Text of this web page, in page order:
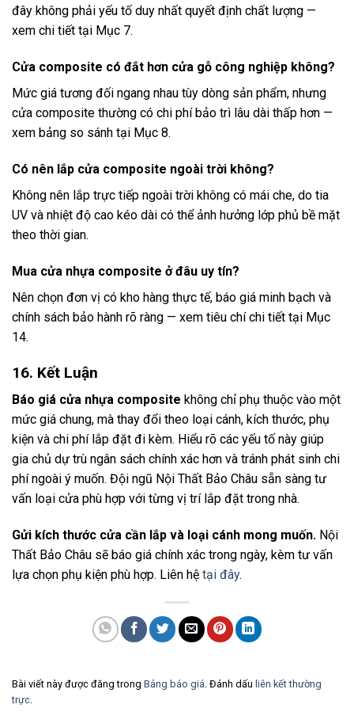
đây không phải yếu tố duy nhất quyết định chất lượng —
xem chi tiết tại Mục 7.
Cửa composite có đắt hơn cửa gỗ công nghiệp không?
Mức giá tương đối ngang nhau tùy dòng sản phẩm, nhưng
cửa composite thường có chi phí bảo trì lâu dài thấp hơn —
xem bảng so sánh tại Mục 8.
Có nên lắp cửa composite ngoài trời không?
Không nên lắp trực tiếp ngoài trời không có mái che, do tia
UV và nhiệt độ cao kéo dài có thể ảnh hưởng lớp phủ bề mặt
theo thời gian.
Mua cửa nhựa composite ở đâu uy tín?
Nên chọn đơn vị có kho hàng thực tế, báo giá minh bạch và
chính sách bảo hành rõ ràng — xem tiêu chí chi tiết tại Mục
14.
16. Kết Luận
Báo giá cửa nhựa composite không chỉ phụ thuộc vào một
mức giá chung, mà thay đổi theo loại cánh, kích thước, phụ
kiện và chi phí lắp đặt đi kèm. Hiểu rõ các yếu tố này giúp
gia chủ dự trù ngân sách chính xác hơn và tránh phát sinh chi
phí ngoài ý muốn. Đội ngũ Nội Thất Bảo Châu sẵn sàng tư
vấn loại cửa phù hợp với từng vị trí lắp đặt trong nhà.
Gửi kích thước cửa cần lắp và loại cánh mong muốn. Nội
Thất Bảo Châu sẽ báo giá chính xác trong ngày, kèm tư vấn
lựa chọn phụ kiện phù hợp. Liên hệ tại đây.
Bài viết này được đăng trong Bảng báo giá. Đánh dấu liên kết thường
trực.